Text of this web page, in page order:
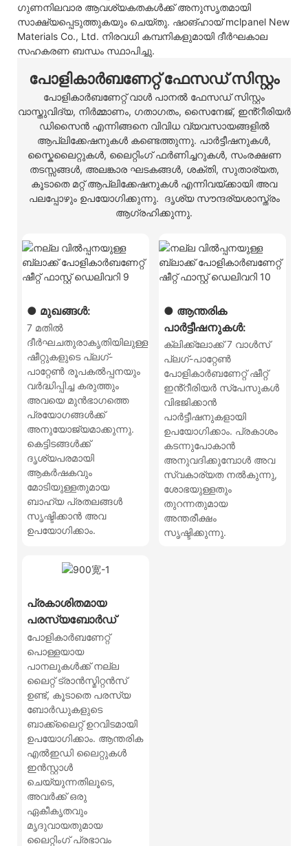
ഗുണനിലവാര ആവശ്യകതകൾക്ക് അനുസൃതമായി
സാക്ഷ്യപ്പെടുത്തുകയും ചെയ്തു. ഷാങ്ഹായ് mclpanel New
Materials Co., Ltd. നിരവധി കമ്പനികളുമായി ദീർഘകാല
സഹകരണ ബന്ധം സ്ഥാപിച്ചു.
പോളികാർബണേറ്റ് ഫേസഡ് സിസ്റ്റം
പോളികാർബണേറ്റ് വാൾ പാനൽ ഫേസഡ് സിസ്റ്റം
വാസ്തുവിദ്യ, നിർമ്മാണം, ഗതാഗതം, സൈനേജ്, ഇൻ്റീരിയർ
ഡിസൈൻ എന്നിങ്ങനെ വിവിധ വ്യവസായങ്ങളിൽ
ആപ്ലിക്കേഷനുകൾ കണ്ടെത്തുന്നു. പാർട്ടീഷനുകൾ,
സ്കൈലൈറ്റുകൾ, ലൈറ്റിംഗ് ഫർണിച്ചറുകൾ, സംരക്ഷണ
തടസ്സങ്ങൾ, അലങ്കാര ഘടകങ്ങൾ, ശക്തി, സുതാര്യത,
കൂടാതെ മറ്റ് ആപ്ലിക്കേഷനുകൾ എന്നിവയ്ക്കായി അവ
പലപ്പോഴും ഉപയോഗിക്കുന്നു. ദൃശ്യ സൗന്ദര്യശാസ്ത്രം
ആഗ്രഹിക്കുന്നു.
● മുഖങ്ങൾ:
7 മതിൽ
ദീർഘചതുരാകൃതിയിലുള്ള
ഷീറ്റുകളുടെ പ്ലഗ്-
പാറ്റേൺ രൂപകൽപ്പനയും
വർദ്ധിപ്പിച്ച കരുത്തും
അവയെ മുൻഭാഗത്തെ
പ്രയോഗങ്ങൾക്ക്
അനുയോജ്യമാക്കുന്നു.
കെട്ടിടങ്ങൾക്ക്
ദൃശ്യപരമായി
ആകർഷകവും
മോടിയുള്ളതുമായ
ബാഹ്യ പ്രതലങ്ങൾ
സൃഷ്ടിക്കാൻ അവ
ഉപയോഗിക്കാം.
● ആന്തരിക
പാർട്ടീഷനുകൾ:
ക്ലിക്ക്ലോക്ക് 7 വാൾസ്
പ്ലഗ്-പാറ്റേൺ
പോളികാർബണേറ്റ് ഷീറ്റ്
ഇൻ്റീരിയർ സ്പേസുകൾ
വിഭജിക്കാൻ
പാർട്ടീഷനുകളായി
ഉപയോഗിക്കാം. പ്രകാശം
കടന്നുപോകാൻ
അനുവദിക്കുമ്പോൾ അവ
സ്വകാര്യത നൽകുന്നു,
ശോഭയുള്ളതും
തുറന്നതുമായ
അന്തരീക്ഷം
സൃഷ്ടിക്കുന്നു.
പ്രകാശിതമായ
പരസ്യബോർഡ്
പോളികാർബണേറ്റ്
പൊള്ളയായ
പാനലുകൾക്ക് നല്ല
ലൈറ്റ് ട്രാൻസ്മിറ്റൻസ്
ഉണ്ട്, കൂടാതെ പരസ്യ
ബോർഡുകളുടെ
ബാക്ക്ലൈറ്റ് ഉറവിടമായി
ഉപയോഗിക്കാം. ആന്തരിക
എൽഇഡി ലൈറ്റുകൾ
ഇൻസ്റ്റാൾ
ചെയ്യുന്നതിലൂടെ,
അവർക്ക് ഒരു
ഏകീകൃതവും
മൃദുവായതുമായ
ലൈറ്റിംഗ് പ്രഭാവം